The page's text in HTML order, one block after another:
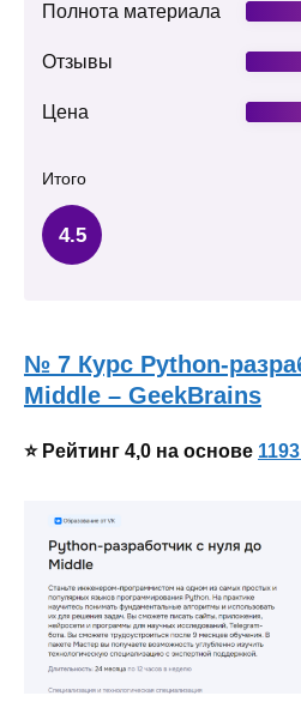
Полнота материала
Отзывы
Цена
Итого
4.5
№ 7 Курс Python-
Middle – GeekBrains
⭐ Рейтинг 4,0 на основе